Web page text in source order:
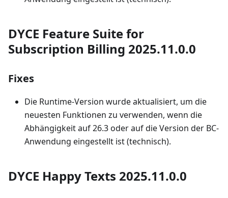
DYCE Feature Suite for
Subscription Billing 2025.11.0.0
Fixes
Die Runtime-Version wurde aktualisiert, um die
neuesten Funktionen zu verwenden, wenn die
Abhängigkeit auf 26.3 oder auf die Version der BC-
Anwendung eingestellt ist (technisch).
DYCE Happy Texts 2025.11.0.0